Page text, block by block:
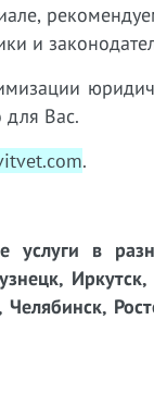
и
Вас.
.
услуги в